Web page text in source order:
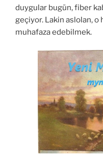
duygular bugün, fiber
geçiyor. Lakin aslolan, o
muhafaza edebilmek.